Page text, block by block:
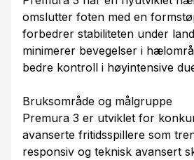
omslutter foten med en
forbedrer stabiliteten under
minimerer bevegelser i
bedre kontroll i høyintensive
Bruksområde og målgruppe
Premura 3 er utviklet for
avanserte fritidsspillere som
responsiv og teknisk avansert